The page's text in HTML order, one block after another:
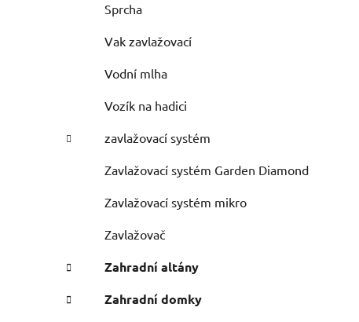
Sprcha
Vak zavlažovací
Vodní mlha
Vozík na hadici
zavlažovací systém
Zavlažovací systém Garden Diamond
Zavlažovací systém mikro
Zavlažovač
Zahradní altány
Zahradní domky